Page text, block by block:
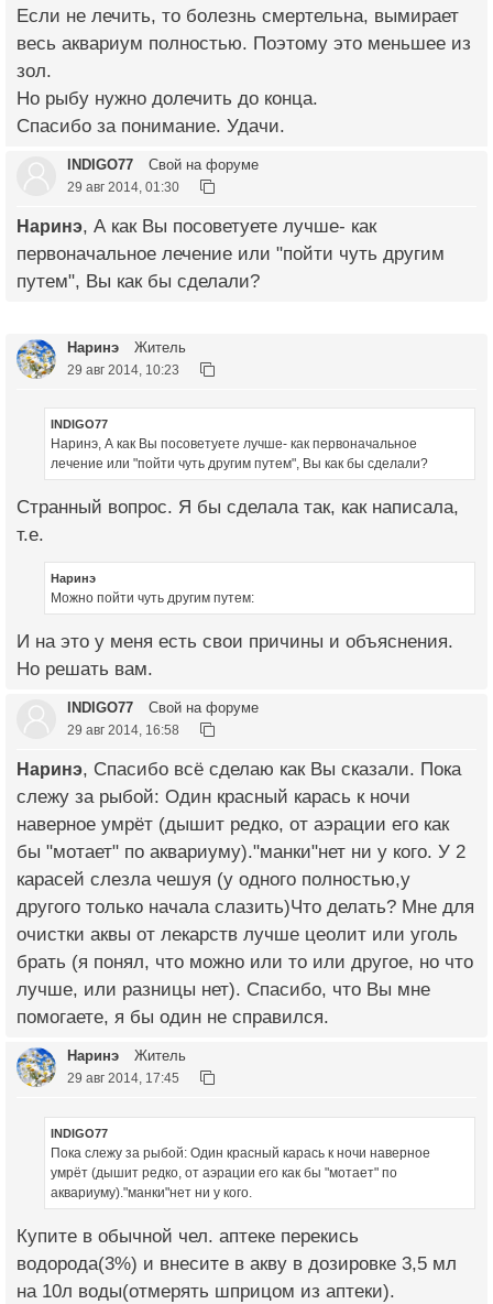
Если не лечить, то болезнь смертельна, вымирает
весь аквариум полностью. Поэтому это меньшее из
зол.
Но рыбу нужно долечить до конца.
Спасибо за понимание. Удачи.
INDIGO77 Свой на форуме
29 авг 2014, 01:30
Наринэ, А как Вы посоветуете лучше- как
первоначальное лечение или "пойти чуть другим
путем", Вы как бы сделали?
Наринэ Житель
29 авг 2014, 10:23
INDIGO77
Наринэ, А как Вы посоветуете лучше- как первоначальное
лечение или "пойти чуть другим путем", Вы как бы сделали?
Странный вопрос. Я бы сделала так, как написала,
т.е.
Наринэ
Можно пойти чуть другим путем:
И на это у меня есть свои причины и объяснения.
Но решать вам.
INDIGO77 Свой на форуме
29 авг 2014, 16:58
Наринэ, Спасибо всё сделаю как Вы сказали. Пока
слежу за рыбой: Один красный карась к ночи
наверное умрёт (дышит редко, от аэрации его как
бы "мотает" по аквариуму)."манки"нет ни у кого. У 2
карасей слезла чешуя (у одного полностью,у
другого только начала слазить)Что делать? Мне для
очистки аквы от лекарств лучше цеолит или уголь
брать (я понял, что можно или то или другое, но что
лучше, или разницы нет). Спасибо, что Вы мне
помогаете, я бы один не справился.
Наринэ Житель
29 авг 2014, 17:45
INDIGO77
Пока слежу за рыбой: Один красный карась к ночи наверное
умрёт (дышит редко, от аэрации его как бы "мотает" по
аквариуму)."манки"нет ни у кого.
Купите в обычной чел. аптеке перекись
водорода(3%) и внесите в акву в дозировке 3,5 мл
на 10л воды(отмерять шприцом из аптеки).